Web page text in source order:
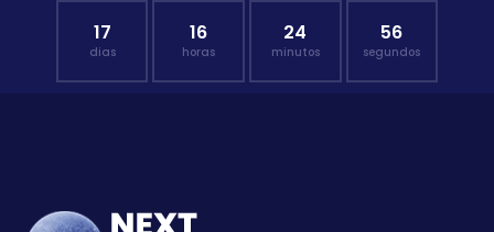
17
dias
16
horas
24
minutos
55
segundos